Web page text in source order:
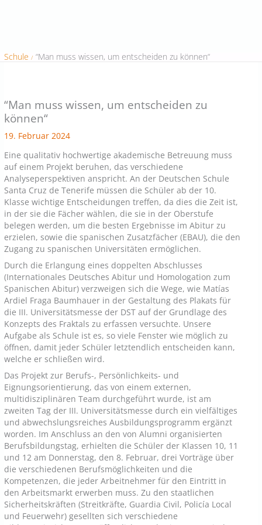
Schule “Man muss wissen, um entscheiden zu können“
“Man muss wissen, um entscheiden zu
können“
19. Februar 2024
Eine qualitativ hochwertige akademische Betreuung muss
auf einem Projekt beruhen, das verschiedene
Analyseperspektiven anspricht. An der Deutschen Schule
Santa Cruz de Tenerife müssen die Schüler ab der 10.
Klasse wichtige Entscheidungen treffen, da dies die Zeit ist,
in der sie die Fächer wählen, die sie in der Oberstufe
belegen werden, um die besten Ergebnisse im Abitur zu
erzielen, sowie die spanischen Zusatzfächer (EBAU), die den
Zugang zu spanischen Universitäten ermöglichen.
Durch die Erlangung eines doppelten Abschlusses
(Internationales Deutsches Abitur und Homologation zum
Spanischen Abitur) verzweigen sich die Wege, wie Matías
Ardiel Fraga Baumhauer in der Gestaltung des Plakats für
die III. Universitätsmesse der DST auf der Grundlage des
Konzepts des Fraktals zu erfassen versuchte. Unsere
Aufgabe als Schule ist es, so viele Fenster wie möglich zu
öffnen, damit jeder Schüler letztendlich entscheiden kann,
welche er schließen wird.
Das Projekt zur Berufs-, Persönlichkeits- und
Eignungsorientierung, das von einem externen,
multidisziplinären Team durchgeführt wurde, ist am
zweiten Tag der III. Universitätsmesse durch ein vielfältiges
und abwechslungsreiches Ausbildungsprogramm ergänzt
worden. Im Anschluss an den von Alumni organisierten
Berufsbildungstag, erhielten die Schüler der Klassen 10, 11
und 12 am Donnerstag, den 8. Februar, drei Vorträge über
die verschiedenen Berufsmöglichkeiten und die
Kompetenzen, die jeder Arbeitnehmer für den Eintritt in
den Arbeitsmarkt erwerben muss. Zu den staatlichen
Sicherheitskräften (Streitkräfte, Guardia Civil, Policía Local
und Feuerwehr) gesellten sich verschiedene